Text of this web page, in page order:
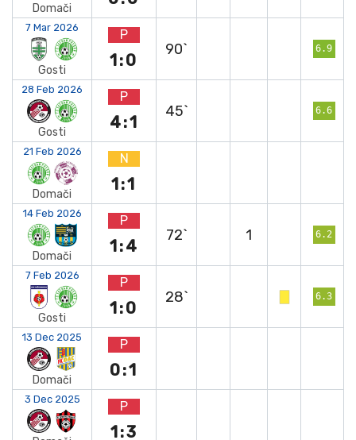
Domači
7 Mar 2026
Gosti
P
1:0
90` 6.9
28 Feb 2026
Gosti
P
4:1
45` 6.6
21 Feb 2026
Domači
N
1:1
14 Feb 2026
Domači
P
1:4
72` 1 6.2
7 Feb 2026
Gosti
P
1:0
28` 6.3
13 Dec 2025
Domači
P
0:1
3 Dec 2025 P
1:3